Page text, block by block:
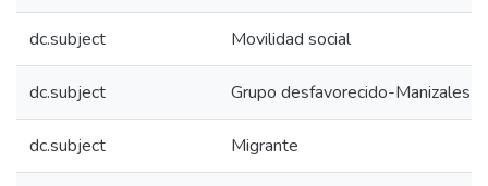
dc.subject Movilidad social
dc.subject Grupo desfavorecido-Manizales
dc.subject Migrante